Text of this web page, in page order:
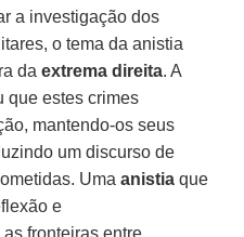
a investigação dos
o tema da anistia
daextrema direita. A
que estes crimes
mantendo-os seus
um discurso de
Umaanistia que
e
fronteiras entre